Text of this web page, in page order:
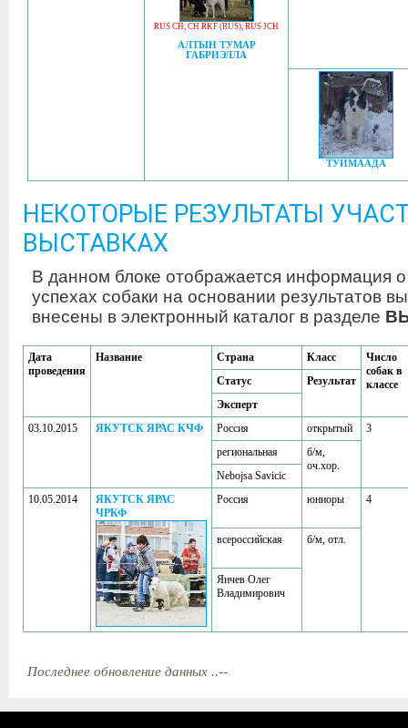
RUS CH, CH RKF (RUS), RUS JCH
АЛТЫН ТУМАР
ГАБРИЭЛЛА
ТУЙМААДА
НЕКОТОРЫЕ РЕЗУЛЬТАТЫ
ВЫСТАВКАХ
В данном блоке отображается информация
успехах собаки на основании результатов
внесены в электронный каталог в разделе
Дата
проведения
Название Страна Класс
Число
собак в
классе
Статус
Результат
Эксперт
03.10.2015
ЯКУТСК ЯРАС КЧФ Россия открытый
3
региональная
б/м,
оч.хор.
Nebojsa Savicic
10.05.2014
ЯКУТСК ЯРАС
ЧРКФ
Россия юниоры 4
всероссийская б/м, отл.
Янчев Олег
Владимирович
Последнее обновление данных ..--